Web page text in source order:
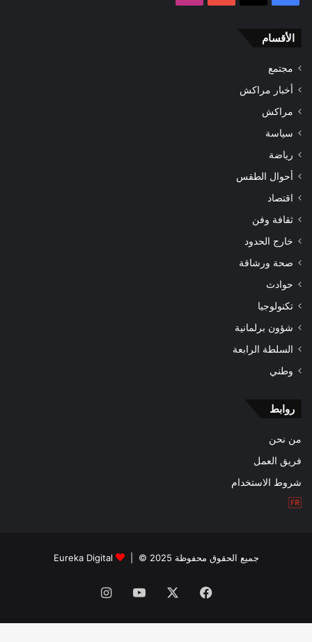
الأقسام
مجتمع
أخبار مراكش
مراكش
سياسة
رياضة
أحوال الطقس
اقتصاد
ثقافة وفن
خارج الحدود
صحة ورشاقة
حوادث
تكنولوجيا
شؤون برلمانية
السلطة الرابعة
وطني
روابط
من نحن
فريق العمل
شروط الاستخدام
جميع الحقوق محفوظة 2025 © | Eureka Digital
فيسبوك ‫YouTube